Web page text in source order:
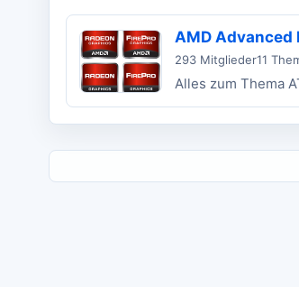
AMD Advanced
293 Mitglieder11
Alles zum Thema